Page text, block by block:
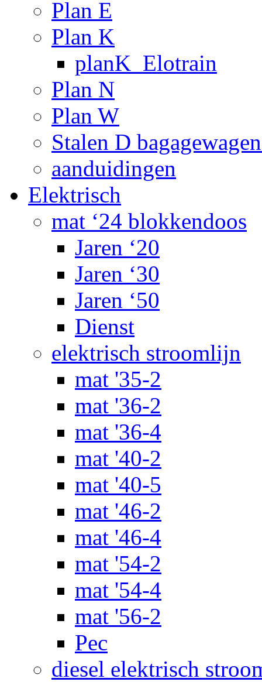
Plan E
Plan K
planK_Elotrain
Plan N
Plan W
Stalen D
aanduidingen
Elektrisch
mat ‘24 blokkendoos
Jaren ‘20
Jaren ‘30
Jaren ‘50
Dienst
elektrisch stroomlijn
mat '35-2
mat '36-2
mat '36-4
mat '40-2
mat '40-5
mat '46-2
mat '46-4
mat '54-2
mat '54-4
mat '56-2
Pec
diesel elektrisch